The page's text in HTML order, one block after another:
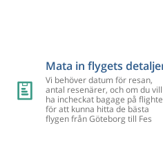
Mata in flygets
Vi behöver datum för resan,
antal resenärer, och om du vill
ha incheckat bagage på
för att kunna hitta de bästa
flygen från Göteborg till Fes